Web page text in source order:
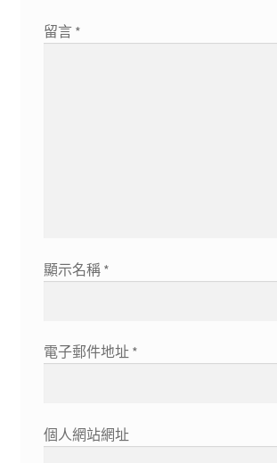
留言 *
顯示名稱 *
電子郵件地址 *
個人網站網址